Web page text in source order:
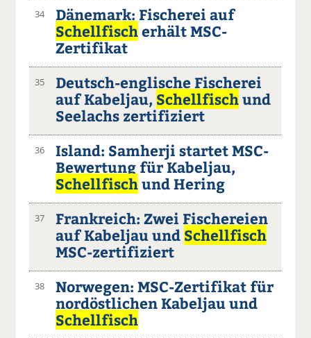
34
Dänemark: Fischerei auf
Schellfischerhält MSC-
Zertifikat
35
Deutsch-englische Fischerei
auf Kabeljau, Schellfischund
Seelachs zertifiziert
36
Island: Samherji startet MSC-
Bewertung für Kabeljau,
Schellfischund Hering
37
Frankreich: Zwei Fischereien
auf Kabeljau und Schellfisch
MSC-zertifiziert
38
Norwegen: MSC-Zertifikat für
nordöstlichen Kabeljau und
Schellfisch